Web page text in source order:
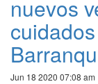
nuevos
Jun 18 2020 07:08 am